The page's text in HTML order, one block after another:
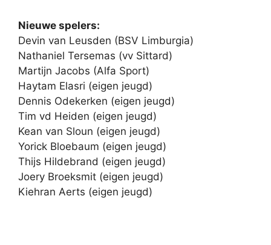
Nieuwe spelers:
Devin van Leusden (BSV Limburgia)
Nathaniel Tersemas (vv Sittard)
Martijn Jacobs (Alfa Sport)
Haytam Elasri (eigen jeugd)
Dennis Odekerken (eigen jeugd)
Tim vd Heiden (eigen jeugd)
Kean van Sloun (eigen jeugd)
Yorick Bloebaum (eigen jeugd)
Thijs Hildebrand (eigen jeugd)
Joery Broeksmit (eigen jeugd)
Kiehran Aerts (eigen jeugd)